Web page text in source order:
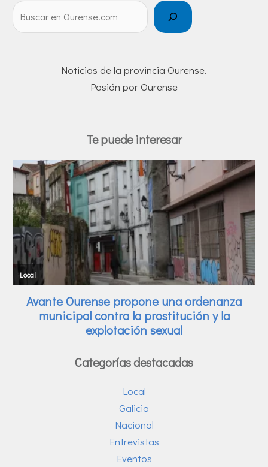
Noticias de la provincia Ourense.
Pasión por Ourense
Te puede interesar
Categorías destacadas
Local
Galicia
Nacional
Entrevistas
Eventos